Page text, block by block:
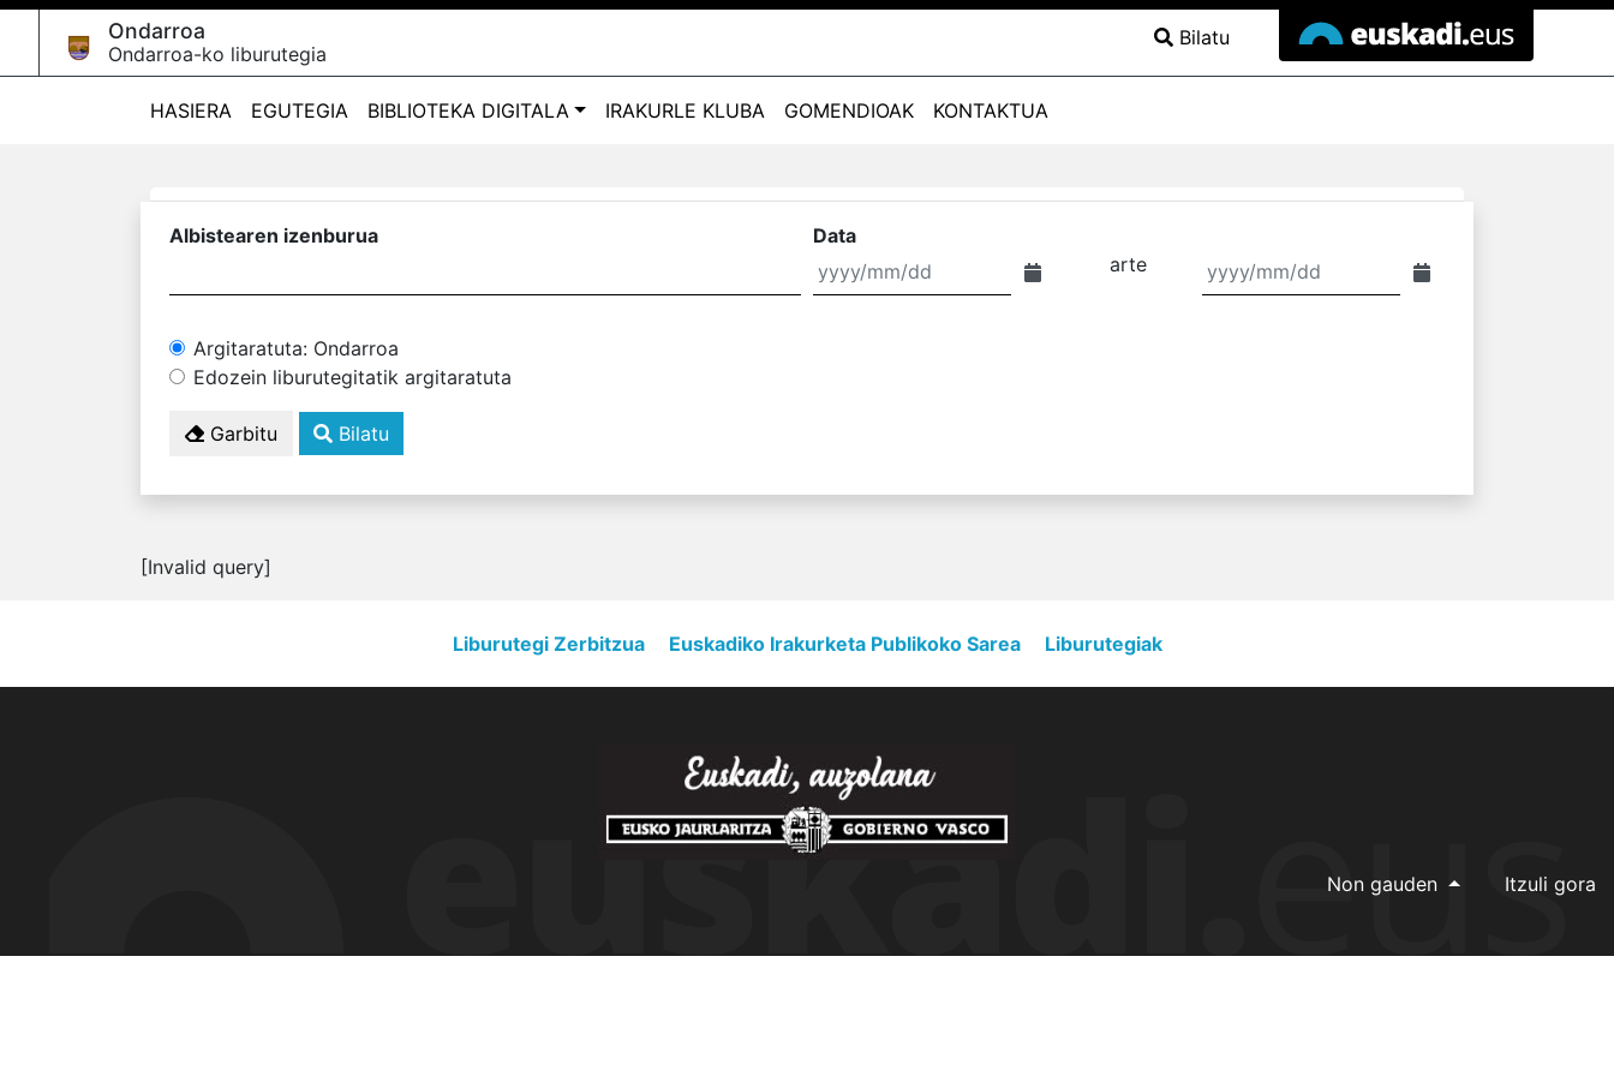
Ondarroa
Ondarroa-ko liburutegia
Bilatu
HASIERA EGUTEGIA BIBLIOTEKA DIGITALA IRAKURLE KLUBA GOMENDIOAK KONTAKTUA
Albistearen izenburua
Data
arte
Argitaratuta: Ondarroa
Edozein liburutegitatik argitaratuta
Garbitu Bilatu
[Invalid query]
Liburutegi Zerbitzua Euskadiko Irakurketa Publikoko Sarea Liburutegiak
Non gauden Itzuli gora